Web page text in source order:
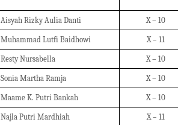
Aisyah Rizky Aulia Danti X – 10
Muhammad Lutfi Baidhowi X – 11
Resty Nursabella X – 10
Sonia Martha Ramja X – 10
Maame K. Putri Bankah X – 10
Najla Putri Mardhiah X – 11